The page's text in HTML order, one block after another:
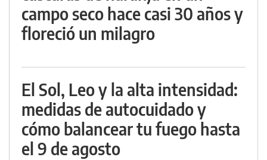
campo seco hace casi 30 años y
floreció un milagro
El Sol, Leo y la alta intensidad:
medidas de autocuidado y
cómo balancear tu fuego hasta
el 9 de agosto